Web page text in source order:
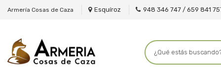
Armería Cosas de Caza Esquíroz 948 346 747 / 659 841